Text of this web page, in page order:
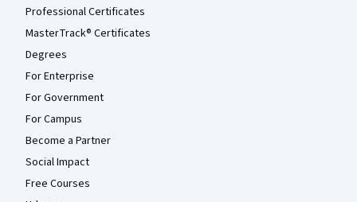
Professional Certificates
MasterTrack® Certificates
Degrees
For Enterprise
For Government
For Campus
Become a Partner
Social Impact
Free Courses